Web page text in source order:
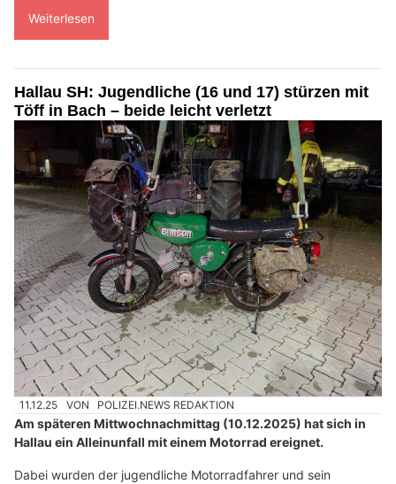
Weiterlesen
Hallau SH: Jugendliche (16 und 17) stürzen mit
Töff in Bach – beide leicht verletzt
11.12.25 VON POLIZEI.NEWS REDAKTION
Am späteren Mittwochnachmittag (10.12.2025) hat sich in
Hallau ein Alleinunfall mit einem Motorrad ereignet.
Dabei wurden der jugendliche Motorradfahrer und sein